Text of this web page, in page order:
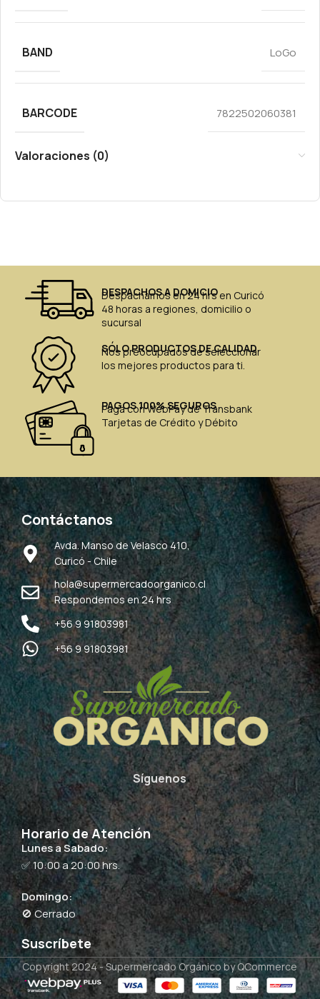
BAND LoGo
BARCODE 7822502060381
Valoraciones (0)
DESPACHOS A DOMICIO
Despachamos en 24 hrs en Curicó
48 horas a regiones, domicilio o
sucursal
SÓLO PRODUCTOS DE CALIDAD
Nos preocupados de seleccionar
los mejores productos para ti.
PAGOS 100% SEGUROS
Paga con WebPay de Transbank
Tarjetas de Crédito y Débito
Contáctanos
Avda. Manso de Velasco 410,
Curicó - Chile
hola@supermercadoorganico.cl
Respondemos en 24 hrs
+56 9 91803981
+56 9 91803981
Síguenos
Horario de Atención
Lunes a Sabado:
✅ 10:00 a 20:00 hrs.
Domingo:
🚫 Cerrado
Suscríbete
Copyright 2024 -Supermercado Orgánico by QCommerce